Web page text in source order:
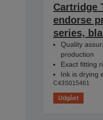
Cartridge
endorse
series,
Quality
production
Exact fitting
Ink is drying
C43S015461
Udgået